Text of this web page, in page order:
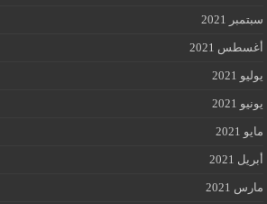
سبتمبر 2021
أغسطس 2021
يوليو 2021
يونيو 2021
مايو 2021
أبريل 2021
مارس 2021